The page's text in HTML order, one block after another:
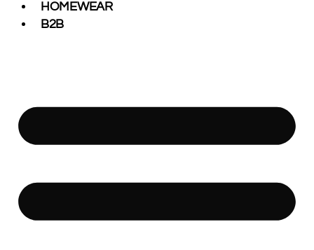
HOMEWEAR
B2B